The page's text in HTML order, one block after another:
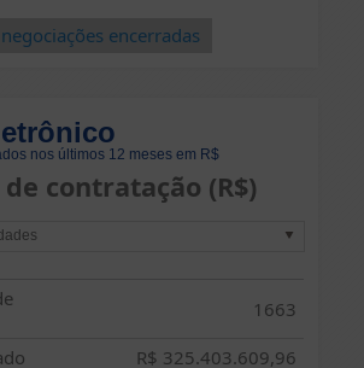
encerradas
nos últimos 12 meses em R$
de contratação (R$)
1663
R$ 325.403.609,96